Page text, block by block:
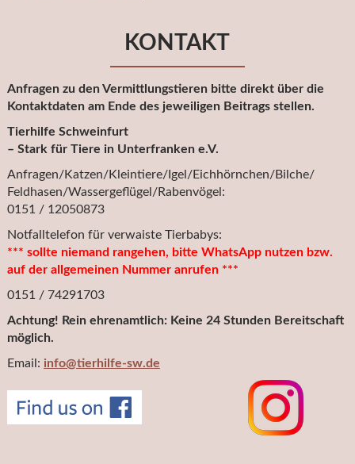
KONTAKT
Anfragen zu den Vermittlungstieren bitte direkt über die
Kontaktdaten am Ende des jeweiligen Beitrags stellen.
Tierhilfe Schweinfurt
– Stark für Tiere in Unterfranken e.V.
Anfragen/Katzen/Kleintiere/Igel/Eichhörnchen/Bilche/
Feldhasen/Wassergeflügel/Rabenvögel:
0151 / 12050873
Notfalltelefon für verwaiste Tierbabys:
*** sollte niemand rangehen, bitte WhatsApp nutzen bzw.
auf der allgemeinen Nummer anrufen ***
0151 / 74291703
Achtung! Rein ehrenamtlich: Keine 24 Stunden Bereitschaft
möglich.
Email: info@tierhilfe-sw.de